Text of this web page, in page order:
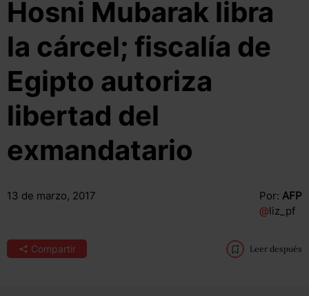
Hosni Mubarak libra
la cárcel; fiscalía de
Egipto autoriza
libertad del
exmandatario
13 de marzo, 2017 Por: AFP
@liz_pf
Compartir Leer después